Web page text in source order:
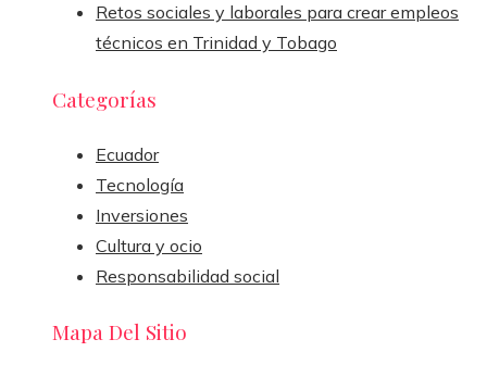
Retos sociales y laborales para crear empleos
técnicos en Trinidad y Tobago
Categorías
Ecuador
Tecnología
Inversiones
Cultura y ocio
Responsabilidad social
Mapa Del Sitio